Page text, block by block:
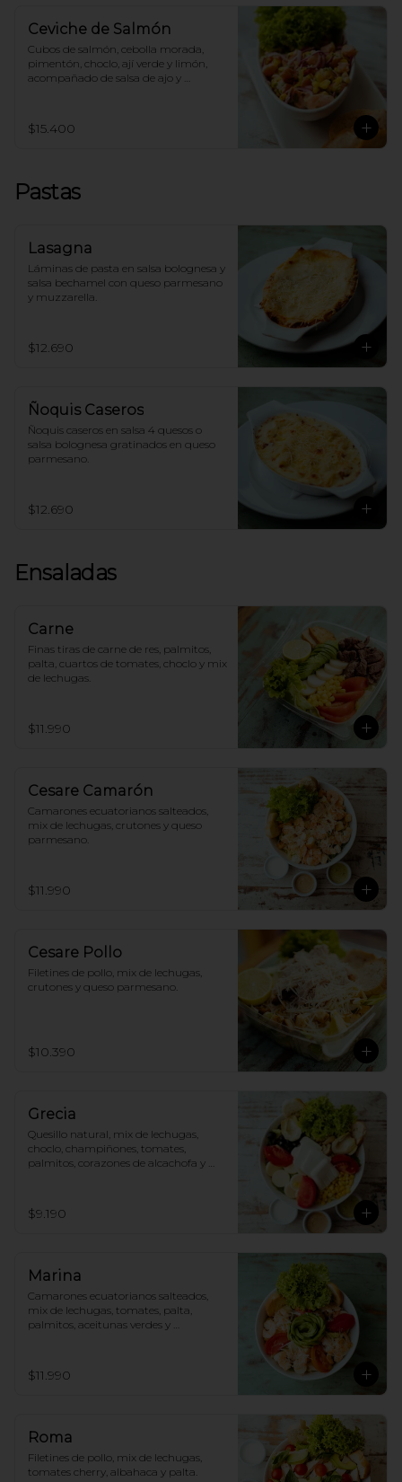
Ceviche de Salmón
Cubos de salmón, cebolla morada,
pimentón, choclo, ají verde y limón,
acompañado de salsa de ajo y
$15.400
Pastas
Lasagna
Láminas de pasta en salsa bolognesa y
salsa bechamel con queso parmesano
y muzzarella.
$12.690
Ñoquis Caseros
Ñoquis caseros en salsa 4 quesos o
salsa bolognesa gratinados en queso
parmesano.
$12.690
Ensaladas
Carne
Finas tiras de carne de res, palmitos,
palta, cuartos de tomates, choclo y mix
de lechugas.
$11.990
Cesare Camarón
Camarones ecuatorianos salteados,
mix de lechugas, crutones y queso
parmesano.
$11.990
Cesare Pollo
Filetines de pollo, mix de lechugas,
crutones y queso parmesano.
$10.390
Grecia
Quesillo natural, mix de lechugas,
choclo, champiñones, tomates,
palmitos, corazones de alcachofa y
$9.190
Marina
Camarones ecuatorianos salteados,
mix de lechugas, tomates, palta,
palmitos, aceitunas verdes y
$11.990
Roma
Filetines de pollo, mix de lechugas,
tomates cherry, albahaca y palta.